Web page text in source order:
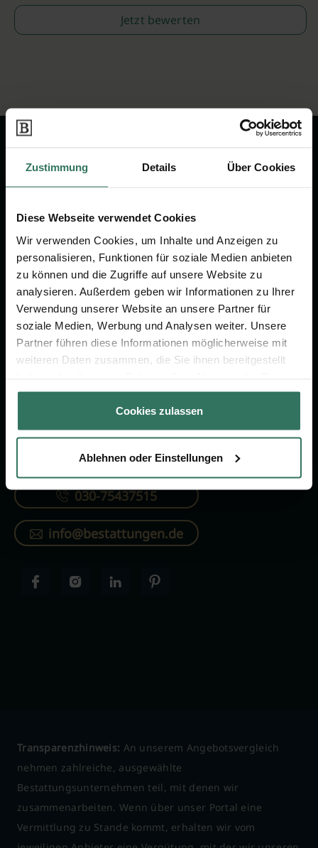
Zustimmung Details Über Cookies
Diese Webseite verwendet Cookies
Wir verwenden Cookies, um Inhalte und Anzeigen zu
personalisieren, Funktionen für soziale Medien anbieten
zu können und die Zugriffe auf unsere Website zu
analysieren. Außerdem geben wir Informationen zu Ihrer
Verwendung unserer Website an unsere Partner für
soziale Medien, Werbung und Analysen weiter. Unsere
Partner führen diese Informationen möglicherweise mit
weiteren Daten zusammen, die Sie ihnen bereitgestellt
gesammelt haben.
Cookies zulassen
Ablehnen oder Einstellungen
Jetzt bewerten
Wir sind Ihr Ansprechpartner rund
Vorsorge.
Jetzt beraten lassen
FÜR SIE
Vergleich
Verzeichnis
FÜR BESTATTER
Online-Portal
KONTAKTIEREN SIE UNS
030-75437515
info@bestattungen.de
Transparenzhinweis: An unserem Angebotsvergleich
nehmen zahlreiche, ausgewählte
Bestattungsunternehmen teil, mit denen wir
zusammenarbeiten. Wenn über unser Portal eine
Vermittlung zu Stande kommt, erhalten wir vom